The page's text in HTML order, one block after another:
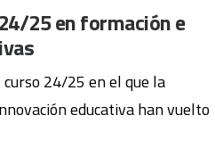
25 en formación e
24/25 en el que la
educativa han vuelto